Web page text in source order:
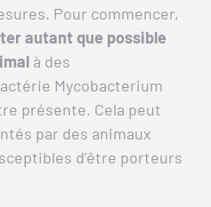
Pour commencer,
autant que possible
à des
Mycobacterium
présente. Cela peut
par des animaux
d’être porteurs